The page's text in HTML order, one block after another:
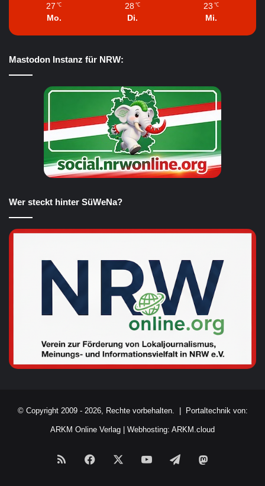
27 ℃
Mo.
28 ℃
Di.
23 ℃
Mi.
Mastodon Instanz für NRW:
Wer steckt hinter SüWeNa?
© Copyright 2009 - 2026, Rechte vorbehalten. | Portaltechnik von:
ARKM Online Verlag Webhosting: ARKM.cloud
RSS Facebook YouTubeTelegram